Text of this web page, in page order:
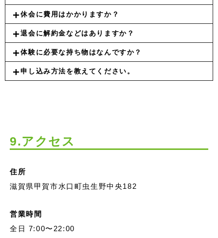
休会に費用はかかりますか？
退会に解約金などはありますか？
体験に必要な持ち物はなんですか？
申し込み方法を教えてください。
9.アクセス
住所
滋賀県甲賀市水口町虫生野中央182
営業時間
全日 7:00〜22:00